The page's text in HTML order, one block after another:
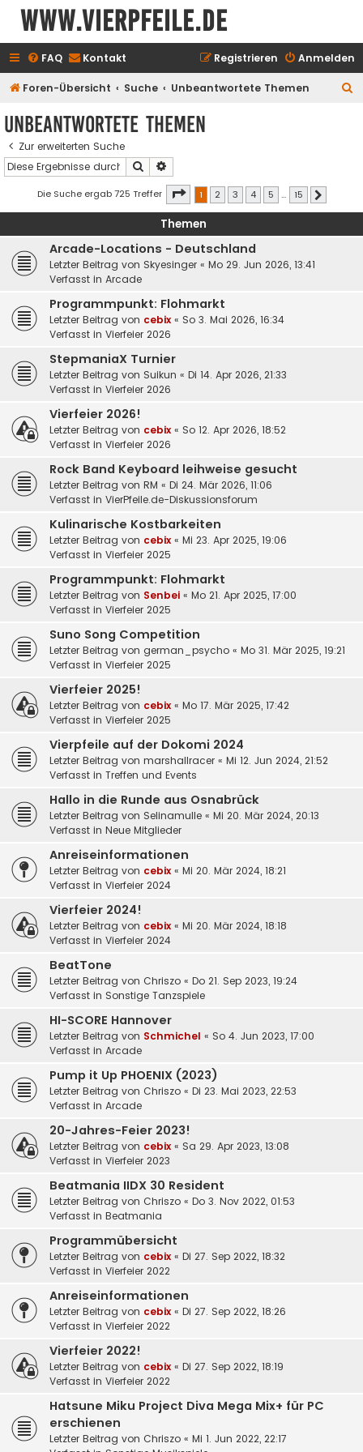
www.vierpfeile.de
FAQ Kontakt Anmelden
Registrieren
Foren-Übersicht Suche Unbeantwortete Themen
Unbeantwortete Themen
Zur erweiterten Suche
Suche
Die Suche ergab 725 Treffer Seite von15
1 2 3 4 5 … 15
Themen
Arcade-Locations - Deutschland
Letzter Beitrag von Skyesinger « Mo 29. Jun 2026, 13:41
Verfasst in Arcade
Programmpunkt: Flohmarkt
Letzter Beitrag von cebix « So 3. Mai 2026, 16:34
Verfasst in Vierfeier 2026
StepmaniaX Turnier
Letzter Beitrag von Suikun « Di 14. Apr 2026, 21:33
Verfasst in Vierfeier 2026
Vierfeier 2026!
Letzter Beitrag von cebix « So 12. Apr 2026, 18:52
Verfasst in Vierfeier 2026
Rock Band Keyboard leihweise gesucht
Letzter Beitrag von RM « Di 24. Mär 2026, 11:06
Verfasst in VierPfeile.de-Diskussionsforum
Kulinarische Kostbarkeiten
Letzter Beitrag von cebix « Mi 23. Apr 2025, 19:06
Verfasst in Vierfeier 2025
Programmpunkt: Flohmarkt
Letzter Beitrag von Senbei « Mo 21. Apr 2025, 17:00
Verfasst in Vierfeier 2025
Suno Song Competition
Letzter Beitrag von german_psycho « Mo 31. Mär 2025, 19:21
Verfasst in Vierfeier 2025
Vierfeier 2025!
Letzter Beitrag von cebix « Mo 17. Mär 2025, 17:42
Verfasst in Vierfeier 2025
Vierpfeile auf der Dokomi 2024
Letzter Beitrag von marshallracer « Mi 12. Jun 2024, 21:52
Verfasst in Treffen und Events
Hallo in die Runde aus Osnabrück
Letzter Beitrag von Selinamulle « Mi 20. Mär 2024, 20:13
Verfasst in Neue Mitglieder
Anreiseinformationen
Letzter Beitrag von cebix « Mi 20. Mär 2024, 18:21
Verfasst in Vierfeier 2024
Vierfeier 2024!
Letzter Beitrag von cebix « Mi 20. Mär 2024, 18:18
Verfasst in Vierfeier 2024
BeatTone
Letzter Beitrag von Chriszo « Do 21. Sep 2023, 19:24
Verfasst in Sonstige Tanzspiele
HI-SCORE Hannover
Letzter Beitrag von Schmichel « So 4. Jun 2023, 17:00
Verfasst in Arcade
Pump it Up PHOENIX (2023)
Letzter Beitrag von Chriszo « Di 23. Mai 2023, 22:53
Verfasst in Arcade
20-Jahres-Feier 2023!
Letzter Beitrag von cebix « Sa 29. Apr 2023, 13:08
Verfasst in Vierfeier 2023
Beatmania IIDX 30 Resident
Letzter Beitrag von Chriszo « Do 3. Nov 2022, 01:53
Verfasst in Beatmania
Programmübersicht
Letzter Beitrag von cebix « Di 27. Sep 2022, 18:32
Verfasst in Vierfeier 2022
Anreiseinformationen
Letzter Beitrag von cebix « Di 27. Sep 2022, 18:26
Verfasst in Vierfeier 2022
Vierfeier 2022!
Letzter Beitrag von cebix « Di 27. Sep 2022, 18:19
Verfasst in Vierfeier 2022
Hatsune Miku Project Diva Mega Mix+ für PC
erschienen
Letzter Beitrag von Chriszo « Mi 1. Jun 2022, 22:17